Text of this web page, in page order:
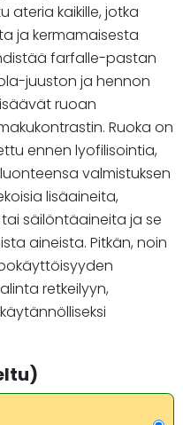
ateria kaikille, jotka
ja kermamaisesta
farfalle-pastan
juuston ja hennon
ruoan
Ruoka on
ennen lyofilisointia,
valmistuksen
lisäaineita,
säilöntäaineita ja se
aineista. Pitkän, noin
retkeilyyn,